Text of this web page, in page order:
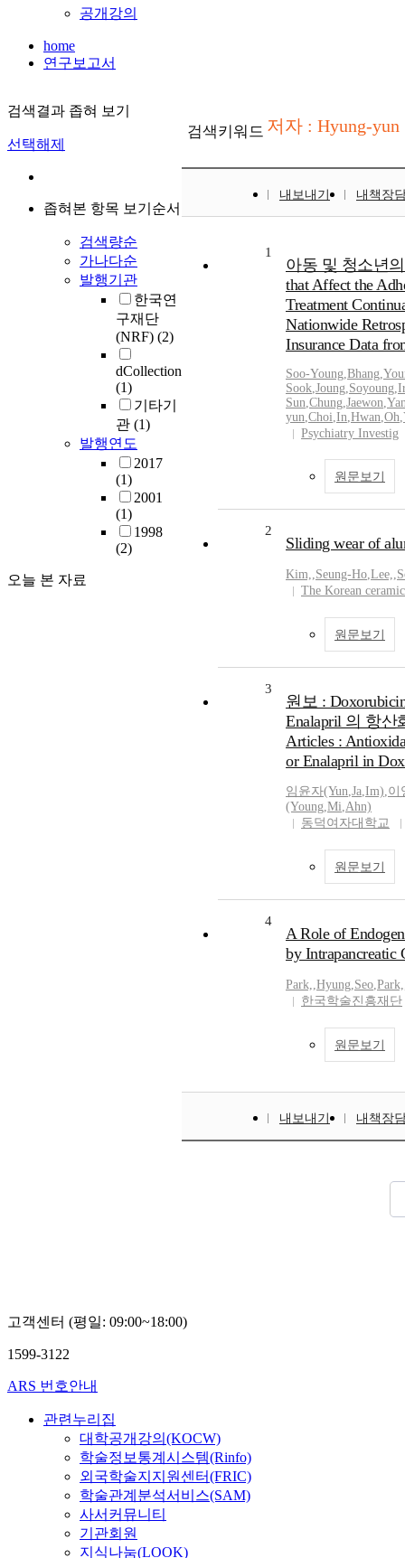
공개강의
home
연구보고서
검색결과 좁혀 보기
선택해제
좁혀본 항목 보기순서
검색량순
가나다순
발행기관
한국연
구재단
(NRF) (2)
dCollection
(1)
기타기
관 (1)
발행연도
2017
(1)
2001
(1)
1998
(2)
오늘 본 자료
검색키워드 저자 : Hyung-yun
내보내기 내책장
1
아동 및 청소년
that Affect the
Treatment
Nationwide
Insurance Data
Soo-Young,Bhang,
Sook,Joung,Soyoung,
Sun,Chung,Jaewon,
yun,Choi,In,Hwan,Oh,
Psychiatry Investig
원문보기
2
Sliding wear of
Kim,,Seung-Ho,Lee,,
The Korean
원문보기
3
원보 :
Enalapril 의 항
Articles :
or Enalapril in
임윤자(Yun,Ja,Im),이
(Young,Mi,Ahn)
동덕여자대학교
원문보기
4
A Role of
by Intrapancreatic
Park,,Hyung,Seo,Park,
한국학술진흥재단
원문보기
내보내기 내책장
고객센터 (평일: 09:00~18:00)
1599-3122
ARS 번호안내
관련누리집
대학공개강의(KOCW)
학술정보통계시스템(Rinfo)
외국학술지지원센터(FRIC)
학술관계분석서비스(SAM)
사서커뮤니티
기관회원
지식나눔(LOOK)